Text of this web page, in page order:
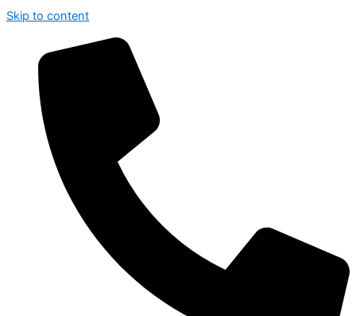
Skip to content